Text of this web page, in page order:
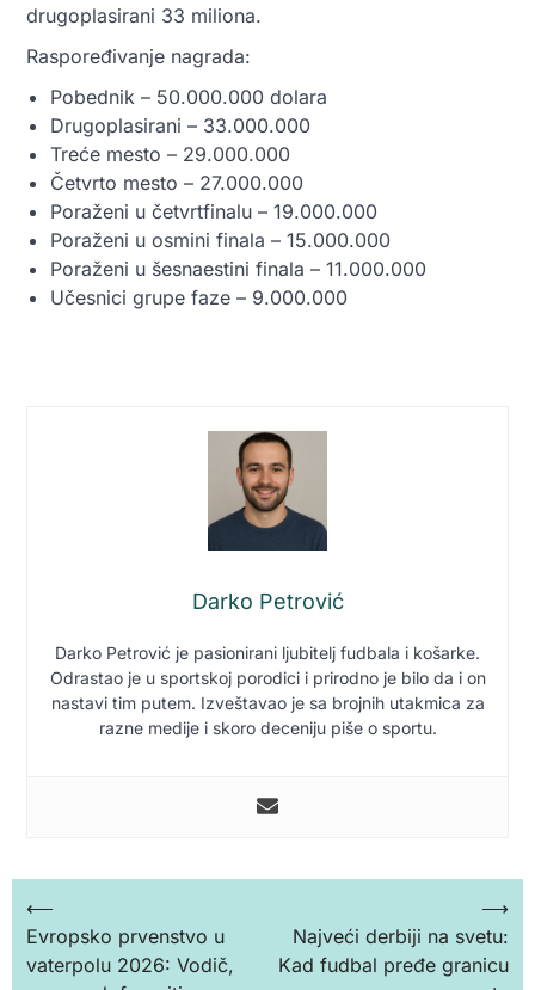
drugoplasirani 33 miliona.
Raspoređivanje nagrada:
Pobednik – 50.000.000 dolara
Drugoplasirani – 33.000.000
Treće mesto – 29.000.000
Četvrto mesto – 27.000.000
Poraženi u četvrtfinalu – 19.000.000
Poraženi u osmini finala – 15.000.000
Poraženi u šesnaestini finala – 11.000.000
Učesnici grupe faze – 9.000.000
Darko Petrović
Darko Petrović je pasionirani ljubitelj fudbala i košarke.
Odrastao je u sportskoj porodici i prirodno je bilo da i on
nastavi tim putem. Izveštavao je sa brojnih utakmica za
razne medije i skoro deceniju piše o sportu.
Кретање
чланка
⟵
Evropsko prvenstvo u
vaterpolu 2026: Vodič,
Najveći derbiji na svetu:
Kad fudbal pređe granicu
⟶